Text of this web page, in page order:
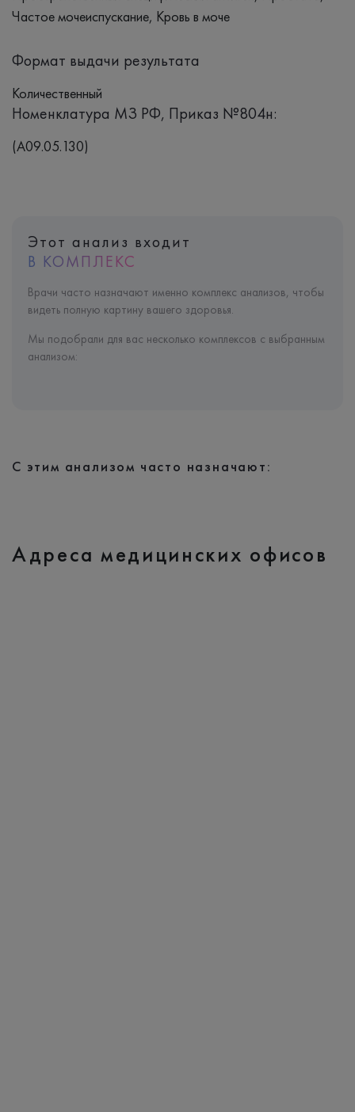
Частое мочеиспускание, Кровь в моче
Формат выдачи результата
Количественный
Номенклатура МЗ РФ, Приказ №804н:
(A09.05.130)
Этот анализ входит
В КОМПЛЕКС
Врачи часто назначают именно комплекс анализов, чтобы
видеть полную картину вашего здоровья.
Мы подобрали для вас несколько комплексов с выбранным
анализом:
С этим анализом часто назначают:
Адреса медицинских офисов